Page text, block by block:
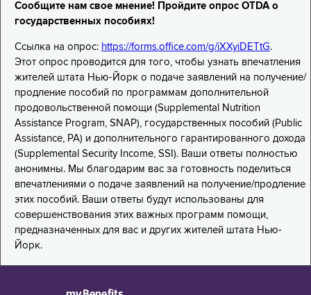
Сообщите нам свое мнение! Пройдите опрос OTDA о
государственных пособиях!
Ссылка на опрос: https://forms.office.com/g/iXXyiDETtG.
Этот опрос проводится для того, чтобы узнать впечатления
жителей штата Нью-Йорк о подаче заявлений на получение/
продление пособий по программам дополнительной
продовольственной помощи (Supplemental Nutrition
Assistance Program, SNAP), государственных пособий (Public
Assistance, PA) и дополнительного гарантированного дохода
(Supplemental Security Income, SSI). Ваши ответы полностью
анонимны. Мы благодарим вас за готовность поделиться
впечатлениями о подаче заявлений на получение/продление
этих пособий. Ваши ответы будут использованы для
совершенствования этих важных программ помощи,
предназначенных для вас и других жителей штата Нью-
Йорк.